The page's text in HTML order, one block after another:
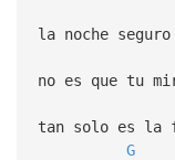
la noche seguro
no es que tu
tan solo es la
G